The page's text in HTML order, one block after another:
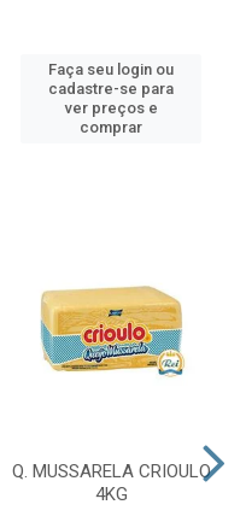
Faça seu login ou
cadastre-se para
ver preços e
comprar
Q. MUSSARELA CRIOULO
4KG